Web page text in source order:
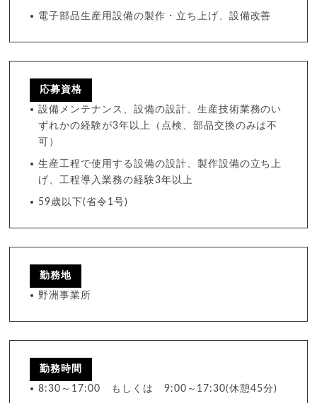
電子部品生産用設備の製作・立ち上げ、設備改善
応募資格
設備メンテナンス、設備の設計、生産技術業務のい
ずれかの経験が3年以上（点検、部品交換のみは不
可）
生産工程で使用する設備の設計、製作設備の立ち上
げ、工程導入業務の経験3年以上
59歳以下(省令1号)
勤務地
野洲事業所
勤務時間
8:30～17:00 もしくは 9:00～17:30(休憩45分)